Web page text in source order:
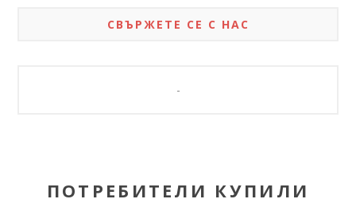
СВЪРЖЕТЕ СЕ С НАС
-
ПОТРЕБИТЕЛИ КУПИЛИ